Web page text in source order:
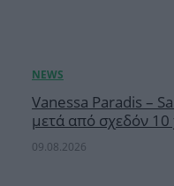
Vanessa Paradis –
μετά από σχεδόν 10
09.08.2026